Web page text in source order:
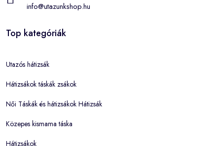
info@utazunkshop.hu
Top kategóriák
Utazós hátizsák
Hátizsákok táskák zsákok
Női Táskák és hátizsákok Hátizsák
Közepes kismama táska
Hátizsákok